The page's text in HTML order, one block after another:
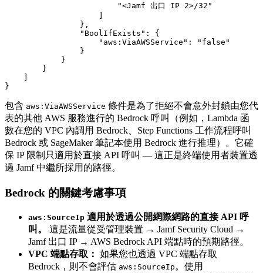
                        "<Jamf 出口 IP 2>/32"
                },
                "BoolIfExists": {
                    "aws:ViaAWSService": "false"
                }
            }
        }
包含 aws:ViaAWSService 條件是為了拒絕不會意外封鎖由您代
表的其他 AWS 服務進行的 Bedrock 呼叫（例如，Lambda 函
數在您的 VPC 內調用 Bedrock、Step Functions 工作流程呼叫
Bedrock 或 SageMaker 筆記本使用 Bedrock 進行推理）。它確
保 IP 限制只適用於直接 API 呼叫 — 這正是終端使用者裝置透
過 Jamf 中繼所採用的路徑。
Bedrock 的關鍵考慮事項
aws:SourceIp 適用於透過公開網際網路的直接 API 呼
叫。
這是流量從受管理裝置 → Jamf Security Cloud →
Jamf 出口 IP → AWS Bedrock API 端點時的預期路徑。
VPC 端點存取： 如果您也透過 VPC 端點存取
Bedrock，則不會評估 aws:SourceIp 。使用